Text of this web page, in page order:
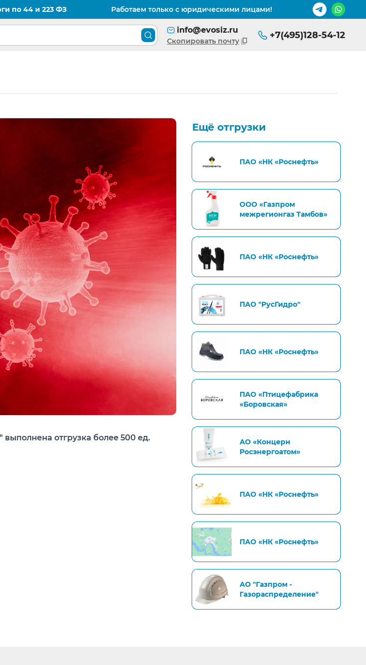
по 44 и 223 ФЗ Работаем только с юридическими лицами!
Поиск товара по каталогу
info@evosiz.ru
Скопировать почту
+7(495)128-54-12
отгрузка более 500 ед.
Ещё отгрузки
ПАО «НК «Роснефть»
ООО «Газпром
межрегионгаз Тамбов»
ПАО «НК «Роснефть»
ПАО "РусГидро"
ПАО «НК «Роснефть»
ПАО «Птицефабрика
«Боровская»
АО «Концерн
Росэнергоатом»
ПАО «НК «Роснефть»
ПАО «НК «Роснефть»
АО "Газпром -
Газораспределение"